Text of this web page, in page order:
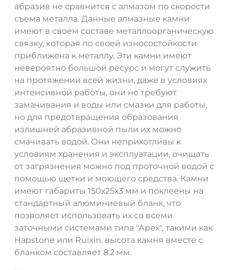
абразив не сравнится с алмазом по скорости
съема металла. Данные алмазные камни
имеют в своем составе металлоорганическую
связку, которая по своей износостойкости
приближена к металлу. Эти камни имеют
невероятно большой ресурс и могут служить
на протяжении всей жизни, даже в условиях
интенсивной работы, они не требуют
замачивания и воды или смазки для работы,
но для предотвращения образования
излишней абразивной пыли их можно
смачивать водой. Они неприхотливы к
условиям хранения и эксплуатации, очищать
от загрязнения можно под проточной водой с
помощью щетки и моющего средства. Камни
имеют габариты 150х25х3 мм и поклеены на
стандартный алюминиевый бланк, что
позволяет использовать их со всеми
заточными системами типа "Арех", такими как
Hapstone или Ruixin. высота камня вместе с
бланком составляет 8.2 мм.